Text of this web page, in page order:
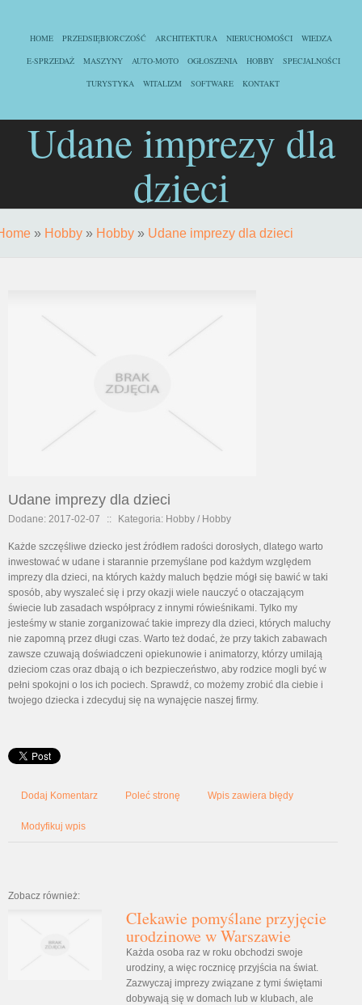
HOME PRZEDSIĘBIORCZOŚĆ ARCHITEKTURA NIERUCHOMOŚCI
WIEDZA
E-SPRZEDAŻ
MASZYNY AUTO-MOTO OGŁOSZENIA HOBBY
SPECJALNOŚCI
TURYSTYKA
WITALIZM SOFTWARE KONTAKT
Udane imprezy dla
dzieci
» Hobby » Hobby » Udane imprezy dla dzieci
Udane imprezy dla dzieci
Dodane: 2017-02-07 :: Kategoria: Hobby / Hobby
Każde szczęśliwe dziecko jest źródłem radości dorosłych, dlatego warto
inwestować w udane i starannie przemyślane pod każdym względem
imprezy dla dzieci, na których każdy maluch będzie mógł się bawić w taki
sposób, aby wyszaleć się i przy okazji wiele nauczyć o otaczającym
świecie lub zasadach współpracy z innymi rówieśnikami. Tylko my
jesteśmy w stanie zorganizować takie imprezy dla dzieci, których maluchy
nie zapomną przez długi czas. Warto też dodać, że przy takich zabawach
zawsze czuwają doświadczeni opiekunowie i animatorzy, którzy umilają
dzieciom czas oraz dbają o ich bezpieczeństwo, aby rodzice mogli być w
pełni spokojni o los ich pociech. Sprawdź, co możemy zrobić dla ciebie i
twojego dziecka i zdecyduj się na wynajęcie naszej firmy.
Dodaj Komentarz Poleć stronę Wpis zawiera błędy
Modyfikuj wpis
Zobacz również:
CIekawie pomyślane przyjęcie
urodzinowe w Warszawie
Każda osoba raz w roku obchodzi swoje
urodziny, a więc rocznicę przyjścia na świat.
Zazwyczaj imprezy związane z tymi świętami
dobywają się w domach lub w klubach, ale